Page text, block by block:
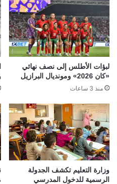
لبؤات الأطلس إلى نصف نهائي
«كان 2026» ومونديال البرازيل
منذ 3 ساعات
وزارة التعليم تكشف الجدولة
الرسمية للدخول المدرسي